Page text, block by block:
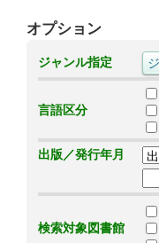
オプション
ジャンル指定
言語区分
出版／発行年月
検索対象図書館